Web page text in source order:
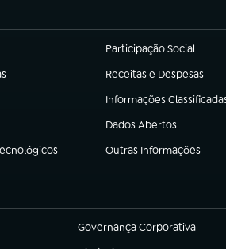
Participação Social
(abre em nova aba)
Receitas e Despesas
(abre em nova aba)
Informações
(abre em nova aba)
Dados Abertos
(abre em nova aba)
Outras Informações
(abre em nova aba)
Governança Corporativa
(abre em nova aba)